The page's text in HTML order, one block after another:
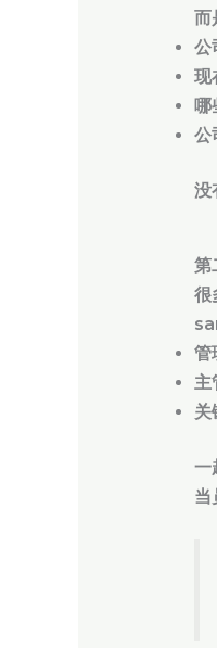
而
公
现
哪
公
没
第
很
管
主
关
一
当